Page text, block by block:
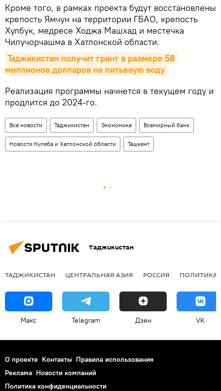
Кроме того, в рамках проекта будут восстановлены
крепость Ямчун на территории ГБАО, крепость
Хулбук, медресе Ходжа Машхад и местечка
Чилучорчашма в Хатлонской области.
Таджикистан получит грант в размере 58
миллионов долларов на питьевую воду
Реализация программы начнется в текущем году и
продлится до 2024-го.
Все новости Таджикистан Экономика Всемирный банк
Новости Куляба и Хатлонской области Ташкент
Таджикистан
ТАДЖИКИСТАН ЦЕНТРАЛЬНАЯ АЗИЯ РОССИЯ ПОЛИТИКА
Макс Telegram Дзен VK
О проекте Контакты Правила использования
Реклама Новости компаний
Политика конфиденциальности